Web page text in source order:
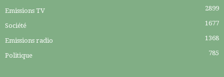
Emissions TV 2899
Société 1677
Emissions radio 1368
Politique 785